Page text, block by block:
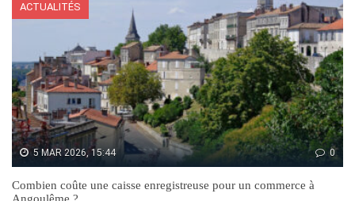
ACTUALITÉS
5 MAR 2026, 15:44 0
Combien coûte une caisse enregistreuse pour un commerce à